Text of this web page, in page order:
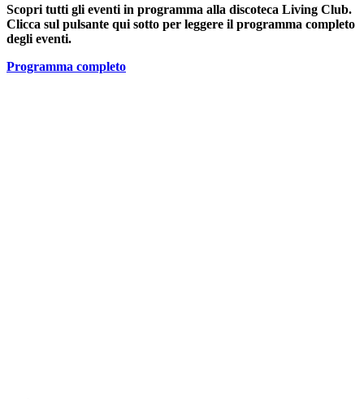
Scopri tutti gli eventi in programma alla discoteca Living Club.
Clicca sul pulsante qui sotto per leggere il programma completo
degli eventi.
Programma completo